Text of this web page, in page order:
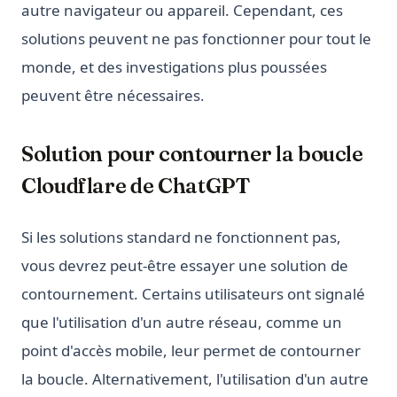
autre navigateur ou appareil. Cependant, ces
solutions peuvent ne pas fonctionner pour tout le
monde, et des investigations plus poussées
peuvent être nécessaires.
Solution pour contourner la boucle
Cloudflare de ChatGPT
Si les solutions standard ne fonctionnent pas,
vous devrez peut-être essayer une solution de
contournement. Certains utilisateurs ont signalé
que l'utilisation d'un autre réseau, comme un
point d'accès mobile, leur permet de contourner
la boucle. Alternativement, l'utilisation d'un autre